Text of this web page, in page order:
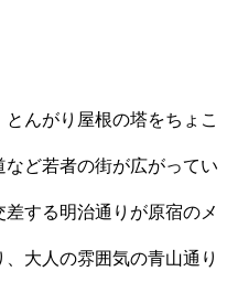
んがり屋根の塔をちょこ
ど若者の街が広がってい
する明治通りが原宿のメ
大人の雰囲気の青山通り